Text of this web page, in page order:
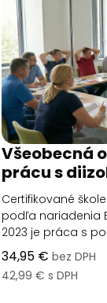
Všeobecná
prácu s
Certifikované
podľa nariadenia
2023 je práca s
34,95 €bez DPH
42,99 € s DPH